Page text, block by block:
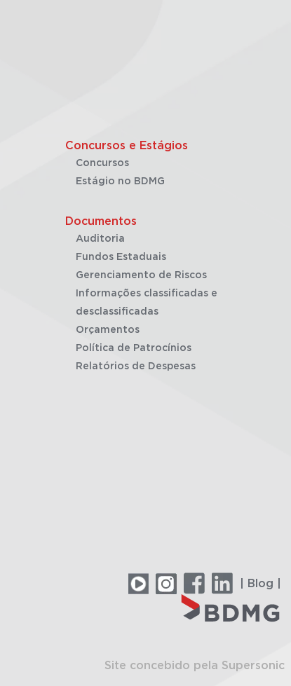
Concursos e Estágios
Concursos
Estágio no BDMG
Documentos
Auditoria
Fundos Estaduais
Gerenciamento de Riscos
Informações classificadas e
desclassificadas
Orçamentos
Política de Patrocínios
Relatórios de Despesas
| Blog |
Site concebido pela Supersonic